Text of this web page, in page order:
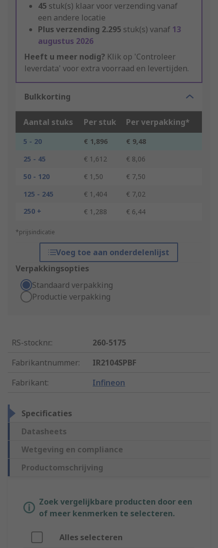
45 stuk(s) klaar voor verzending vanaf
een andere locatie
Plus verzending 2.295 stuk(s) vanaf 13
augustus 2026
Heeft u meer nodig? Klik op 'Controleer
leverdata' voor extra voorraad en levertijden.
Bulkkorting
Aantal stuks Per stuk Per verpakking*
5 - 20 € 1,896
€ 9,48
25 - 45
€ 1,612
€ 8,06
50 - 120
€ 1,50
€ 7,50
125 - 245
€ 1,404
€ 7,02
250 +
€ 1,288 € 6,44
*prijsindicatie
Voeg toe aan onderdelenlijst
Verpakkingsopties
Standaard verpakking
Productie verpakking
RS-stocknr.:
260-5175
Fabrikantnummer:
IR2104SPBF
Fabrikant: Infineon
Specificaties
Datasheets
Wetgeving en compliance
Productomschrijving
Zoek vergelijkbare producten door een
of meer kenmerken te selecteren.
Alles selecteren